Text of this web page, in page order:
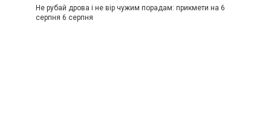
Не рубай дрова і не вір чужим порадам: прикмети на 6
серпня 6 серпня